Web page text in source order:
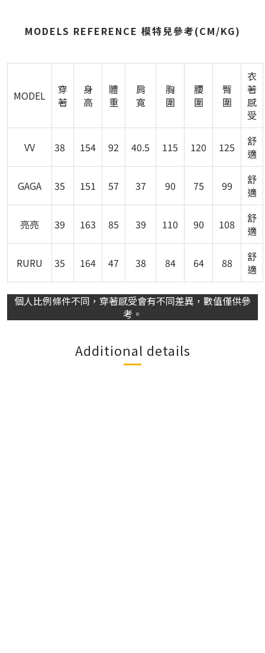
MODELS REFERENCE 模特兒參考(CM/KG)
MODEL
穿
著
身
高
體
重
肩
寬
胸
圍
腰
圍
臀
圍
衣
著
感
受
VV 38 154 92 40.5 115 120 125
舒
適
GAGA 35 151 57 37 90 75 99
舒
適
亮亮 39 163 85 39 110 90 108
舒
適
RURU 35 164 47 38 84 64 88
舒
適
個人比例條件不同，穿著感受會有不同差異，數值僅供參
考。
Additional details